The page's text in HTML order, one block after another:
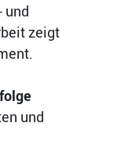
und
zeigt
und